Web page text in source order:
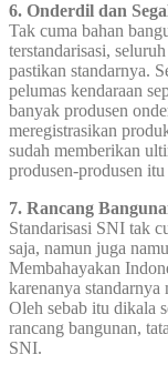
6. Onderdil dan
Tak cuma bahan
terstandarisasi,
pastikan standarnya.
pelumas kendaraan
banyak produsen
meregistrasikan
sudah memberikan
produsen-produsen
7. Rancang
Standarisasi SNI tak
saja, namun juga
Membahayakan
karenanya standarnya
Oleh sebab itu dikala
rancang bangunan,
SNI.